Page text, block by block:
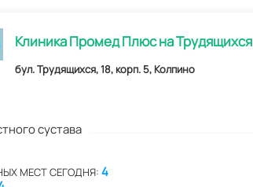
Клиника Промед Плюс на Трудящихся
бул. Трудящихся, 18, корп. 5, Колпино
сустава
МЕСТ СЕГОДНЯ: 4